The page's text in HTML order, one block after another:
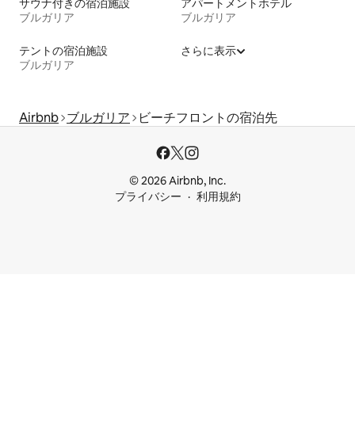
サウナ付きの宿泊施設
ブルガリア
アパートメントホテル
ブルガリア
テントの宿泊施設
ブルガリア
さらに表示
Airbnb ブルガリア ビーチフロントの宿泊先
© 2026 Airbnb, Inc.
プライバシー
利用規約